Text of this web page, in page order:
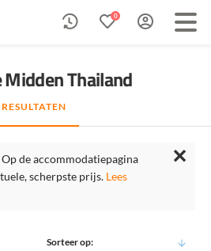
0
Thailand
RESULTATEN
de accommodatiepagina
scherpste prijs. Lees
✕
Sorteer op: